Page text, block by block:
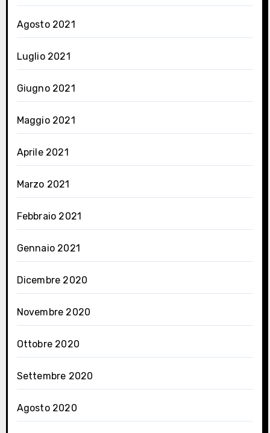
Agosto 2021
Luglio 2021
Giugno 2021
Maggio 2021
Aprile 2021
Marzo 2021
Febbraio 2021
Gennaio 2021
Dicembre 2020
Novembre 2020
Ottobre 2020
Settembre 2020
Agosto 2020